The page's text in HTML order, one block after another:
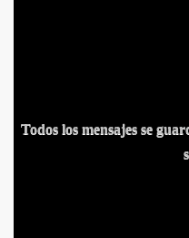
Todos los mensajes se